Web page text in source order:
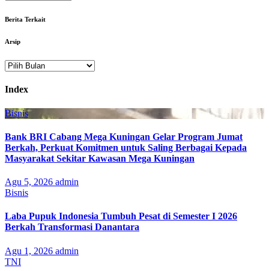
Berita Terkait
Arsip
Arsip
Index
Bisnis
Bank BRI Cabang Mega Kuningan Gelar Program Jumat
Berkah, Perkuat Komitmen untuk Saling Berbagai Kepada
Masyarakat Sekitar Kawasan Mega Kuningan
Agu 5, 2026 admin
Bisnis
Laba Pupuk Indonesia Tumbuh Pesat di Semester I 2026
Berkah Transformasi Danantara
Agu 1, 2026 admin
TNI